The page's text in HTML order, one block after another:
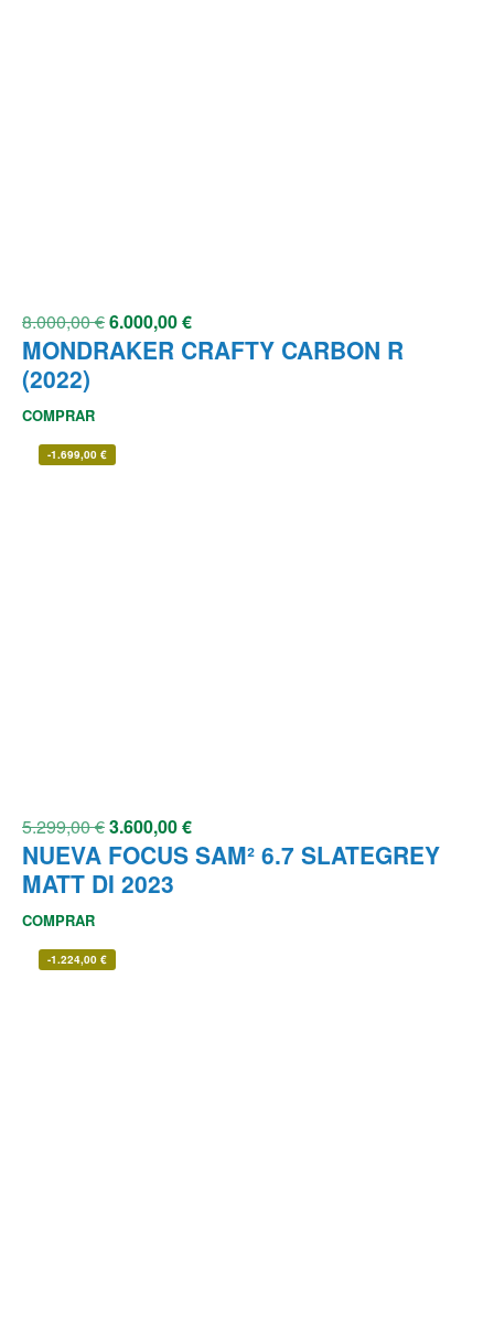
8.000,00€6.000,00€
MONDRAKER CRAFTY CARBON R
(2022)
COMPRAR
-1.699,00 €
5.299,00€3.600,00€
NUEVA FOCUS SAM² 6.7 SLATEGREY
MATT DI 2023
COMPRAR
-1.224,00 €